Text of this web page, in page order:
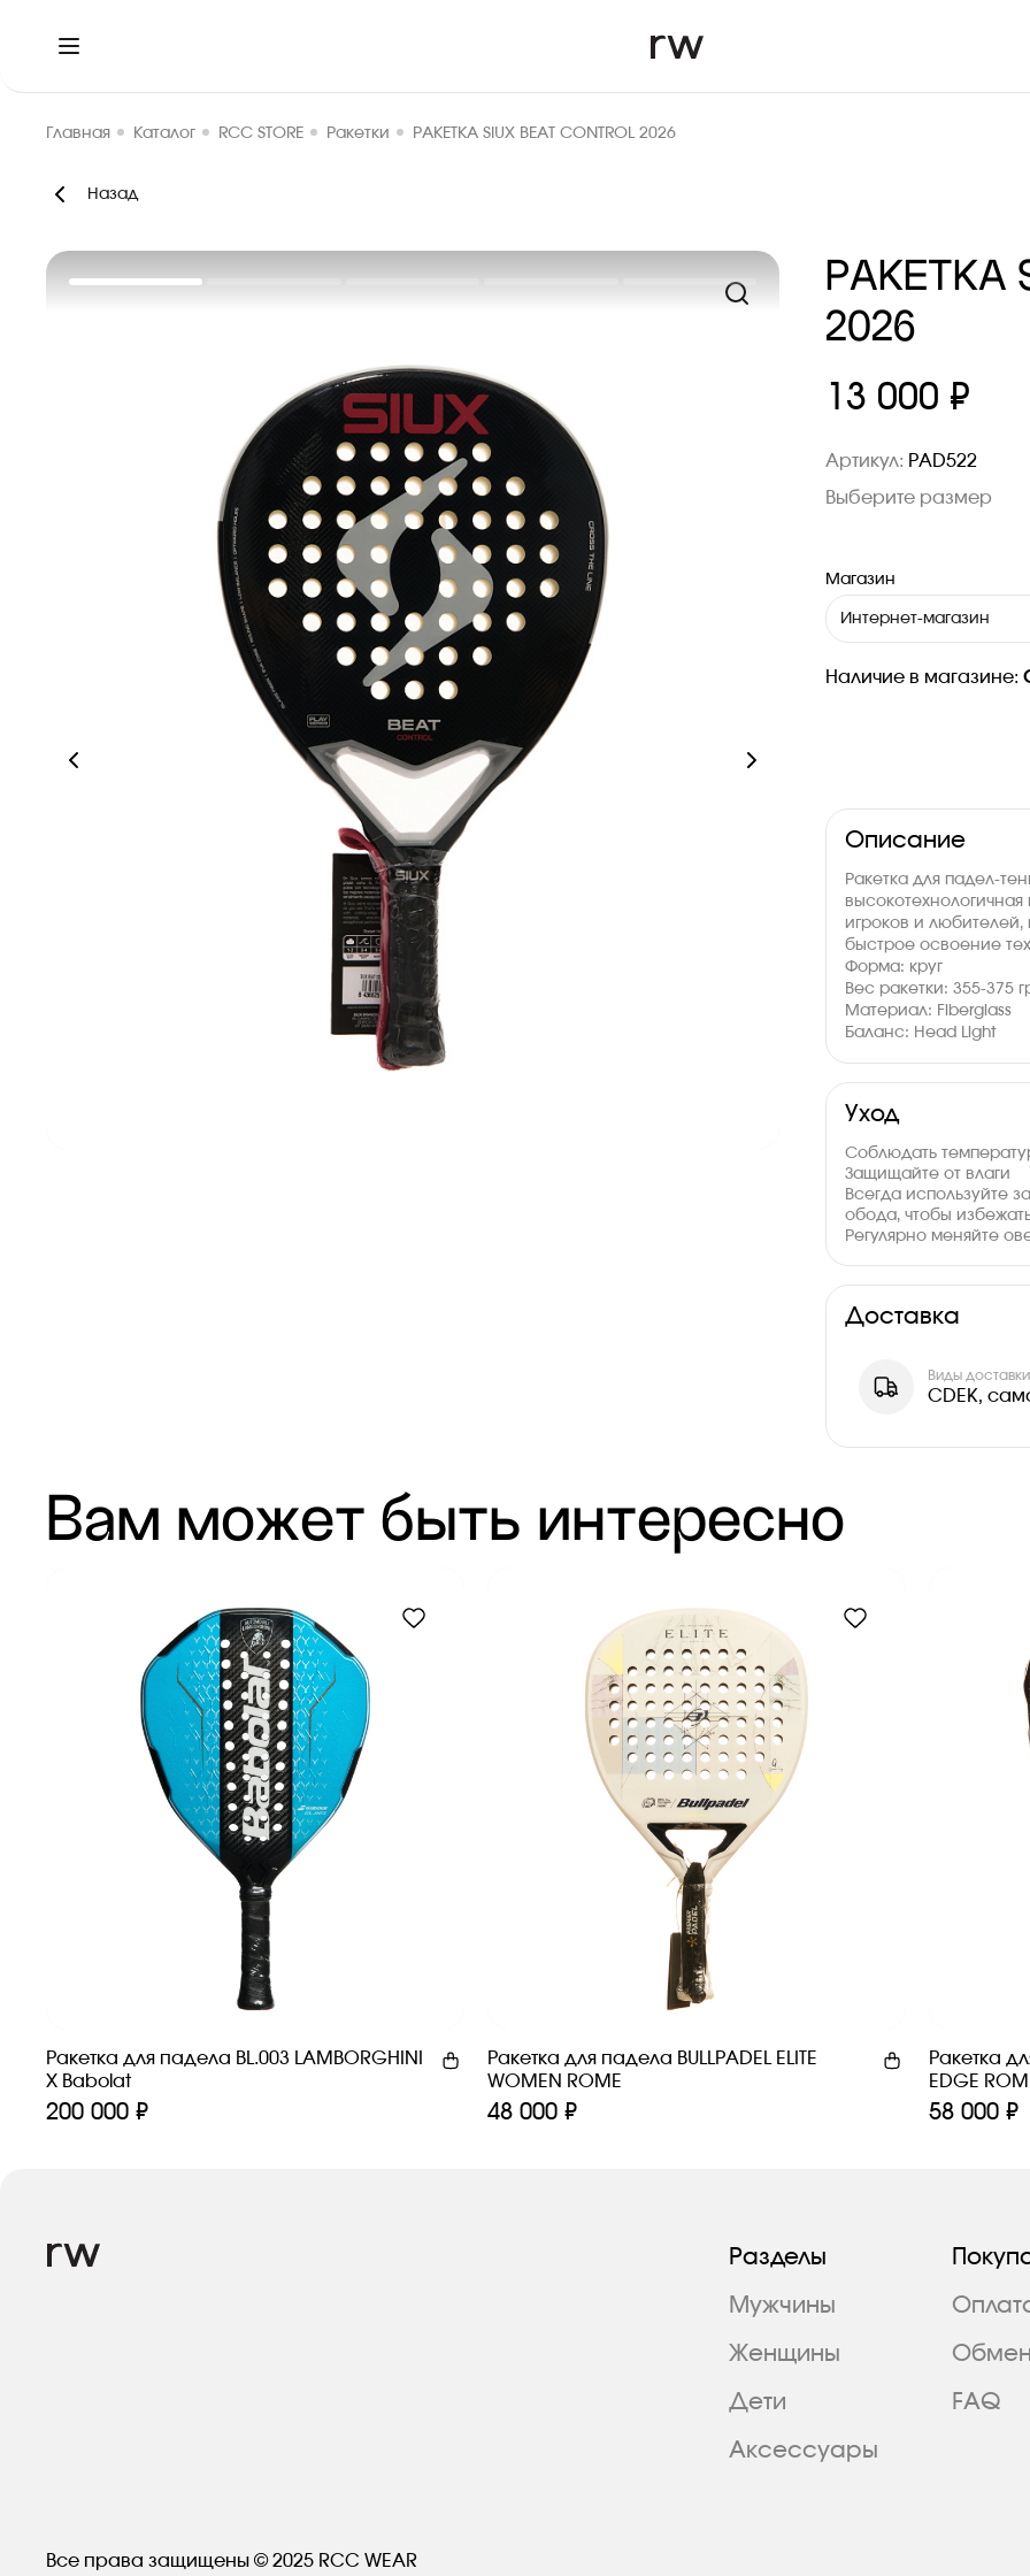
Главная Каталог RCC STORE Ракетки РАКЕТКА SIUX BEAT CONTROL 2026
Назад
РАКЕТКА
2026
13 000 ₽
Артикул: PAD522
Выберите размер
Магазин
Интернет-магазин
Наличие в магазине:
Описание
Ракетка для падел-
игроков и
быстрое освоение
Форма: круг
Вес ракетки: 355-375
Материал: Fiberglass
Баланс: Head Light
Уход
Соблюдать
Защищайте от влаги
Всегда используйте
обода, чтобы
Регулярно меняйте
Доставка
Виды доставки
CDEK,
Вам может быть интересно
Ракетка для падела BL.003 LAMBORGHINI
Х Babolat
200 000 ₽
Ракетка для падела BULLPADEL ELITE
WOMEN ROME
48 000 ₽
Ракетка
EDGE
58 000 ₽
Разделы
Мужчины
Женщины
Дети
Аксессуары
Обмен
FAQ
Все права защищены © 2025 RCC WEAR